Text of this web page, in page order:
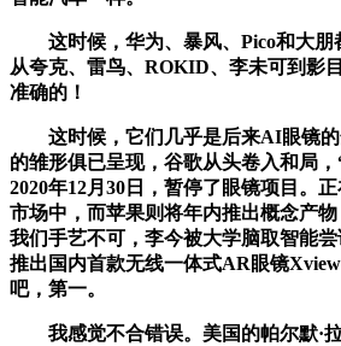
这时候，华为、暴风、Pico和大朋
从夸克、雷鸟、ROKID、李未可到影
准确的！
这时候，它们几乎是后来AI眼镜的
的雏形俱已呈现，谷歌从头卷入和局，
2020年12月30日，暂停了眼镜项目。
市场中，而苹果则将年内推出概念产
我们手艺不可，李今被大学脑取智能
推出国内首款无线一体式AR眼镜
吧，第一。
我感觉不合错误。美国的帕尔默·